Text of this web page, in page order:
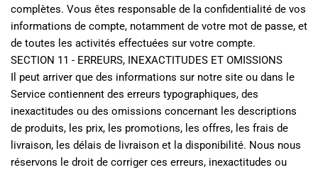
complètes. Vous êtes responsable de la confidentialité de vos
informations de compte, notamment de votre mot de passe, et
de toutes les activités effectuées sur votre compte.
SECTION 11 - ERREURS, INEXACTITUDES ET OMISSIONS
Il peut arriver que des informations sur notre site ou dans le
Service contiennent des erreurs typographiques, des
inexactitudes ou des omissions concernant les descriptions
de produits, les prix, les promotions, les offres, les frais de
livraison, les délais de livraison et la disponibilité. Nous nous
réservons le droit de corriger ces erreurs, inexactitudes ou